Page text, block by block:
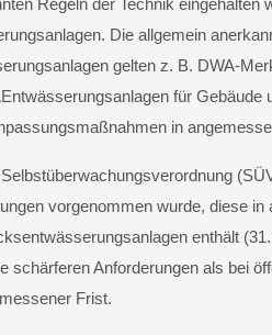
Die allgemein
gelten z. B. DWA-
für
in
vorgenommen wurde, diese
enthält
Anforderungen als bei
Frist.